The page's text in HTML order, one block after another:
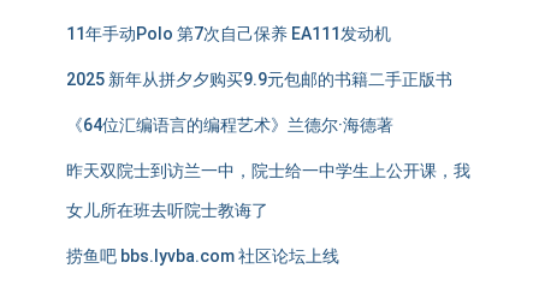
11年手动Polo 第7次自己保养 EA111发动机
2025 新年从拼夕夕购买9.9元包邮的书籍二手正版书
《64位汇编语言的编程艺术》兰德尔·海德著
昨天双院士到访兰一中，院士给一中学生上公开课，我
女儿所在班去听院士教诲了
捞鱼吧 bbs.lyvba.com 社区论坛上线